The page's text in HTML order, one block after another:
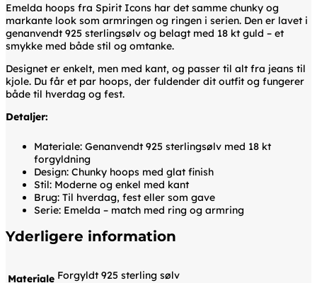
Emelda hoops fra Spirit Icons har det samme chunky og
markante look som armringen og ringen i serien. Den er lavet i
genanvendt 925 sterlingsølv og belagt med 18 kt guld – et
smykke med både stil og omtanke.
Designet er enkelt, men med kant, og passer til alt fra jeans til
kjole. Du får et par hoops, der fuldender dit outfit og fungerer
både til hverdag og fest.
Detaljer:
Materiale: Genanvendt 925 sterlingsølv med 18 kt
forgyldning
Design: Chunky hoops med glat finish
Stil: Moderne og enkel med kant
Brug: Til hverdag, fest eller som gave
Serie: Emelda – match med ring og armring
Yderligere information
Materiale Forgyldt 925 sterling sølv